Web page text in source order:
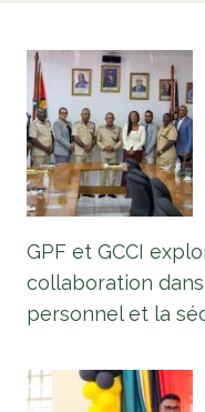
GPF et GCCI
collaboration
personnel et la